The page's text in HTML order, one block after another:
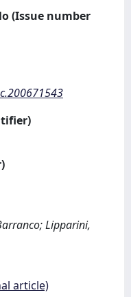
(Issue number
Lipparini,
article)